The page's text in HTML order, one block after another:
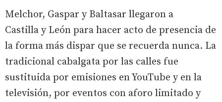
Melchor, Gaspar y Baltasar llegaron a
Castilla y León para hacer acto de presencia de
la forma más dispar que se recuerda nunca. La
tradicional cabalgata por las calles fue
sustituida por emisiones en YouTube y en la
televisión, por eventos con aforo limitado y